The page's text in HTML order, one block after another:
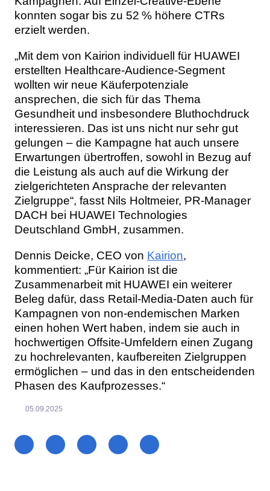
konnten sogar bis zu 52 % höhere CTRs
erzielt werden.
„Mit dem von Kairion individuell für HUAWEI
erstellten Healthcare-Audience-Segment
wollten wir neue Käuferpotenziale
ansprechen, die sich für das Thema
Gesundheit und insbesondere Bluthochdruck
interessieren. Das ist uns nicht nur sehr gut
gelungen – die Kampagne hat auch unsere
Erwartungen übertroffen, sowohl in Bezug auf
die Leistung als auch auf die Wirkung der
zielgerichteten Ansprache der relevanten
Zielgruppe“, fasst Nils Holtmeier, PR-Manager
DACH bei HUAWEI Technologies
Deutschland GmbH, zusammen.
Dennis Deicke, CEO von Kairion,
kommentiert: „Für Kairion ist die
Zusammenarbeit mit HUAWEI ein weiterer
Beleg dafür, dass Retail-Media-Daten auch für
Kampagnen von non-endemischen Marken
einen hohen Wert haben, indem sie auch in
hochwertigen Offsite-Umfeldern einen Zugang
zu hochrelevanten, kaufbereiten Zielgruppen
ermöglichen – und das in den entscheidenden
Phasen des Kaufprozesses.“
05.09.2025